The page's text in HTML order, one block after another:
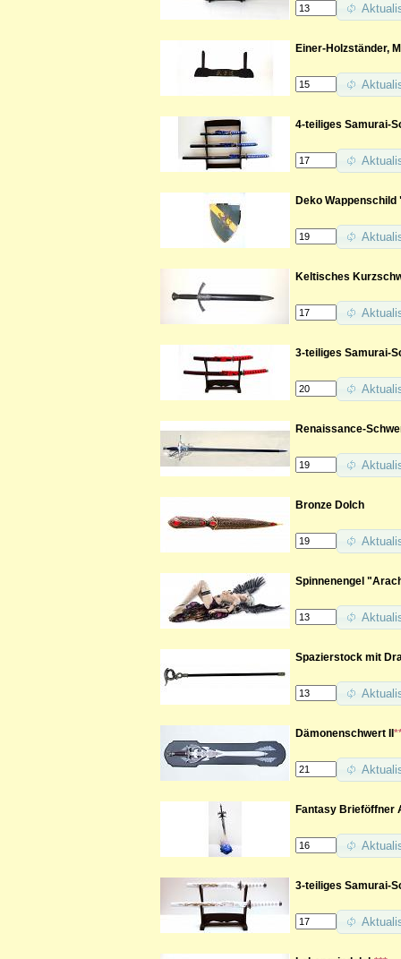
Einer-Holzständer,
4-teiliges Samurai-
Deko Wappenschild
Keltisches
3-teiliges Samurai-
Renaissance-
Bronze Dolch
Spinnenengel
Spazierstock mit
Dämonenschwert II
Fantasy Brieföffner
3-teiliges Samurai-